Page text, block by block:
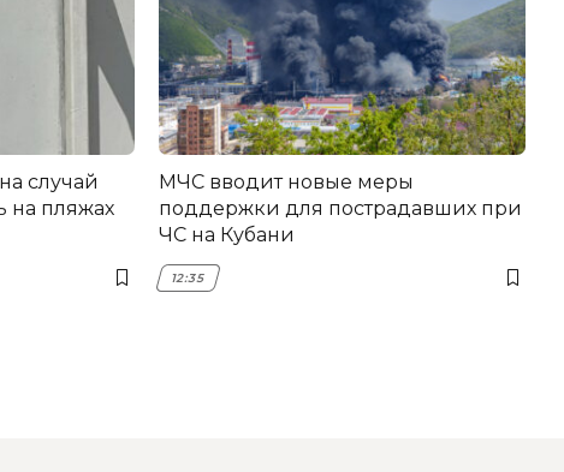
случай
на пляжах
МЧС вводит новые меры
поддержки для пострадавших при
ЧС на Кубани
12:35